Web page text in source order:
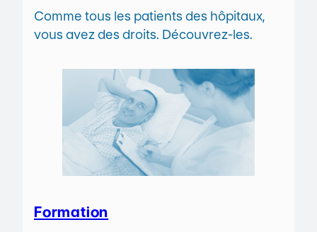
Comme tous les patients des hôpitaux,
vous avez des droits. Découvrez-les.
Formation